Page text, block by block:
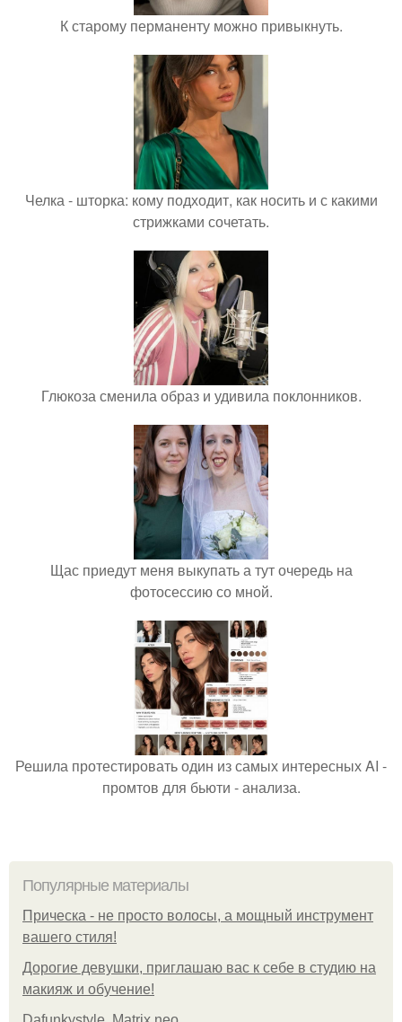
К старому перманенту можно привыкнуть.
Челка - шторка: кому подходит, как носить и с какими
стрижками сочетать.
Глюкоза сменила образ и удивила поклонников.
Щас приедут меня выкупать а тут очередь на
фотосессию со мной.
Решила протестировать один из самых интересных AI -
промтов для бьюти - анализа.
Популярные материалы
Прическа - не просто волосы, а мощный инструмент
вашего стиля!
Дорогие девушки, приглашаю вас к себе в студию на
макияж и обучение!